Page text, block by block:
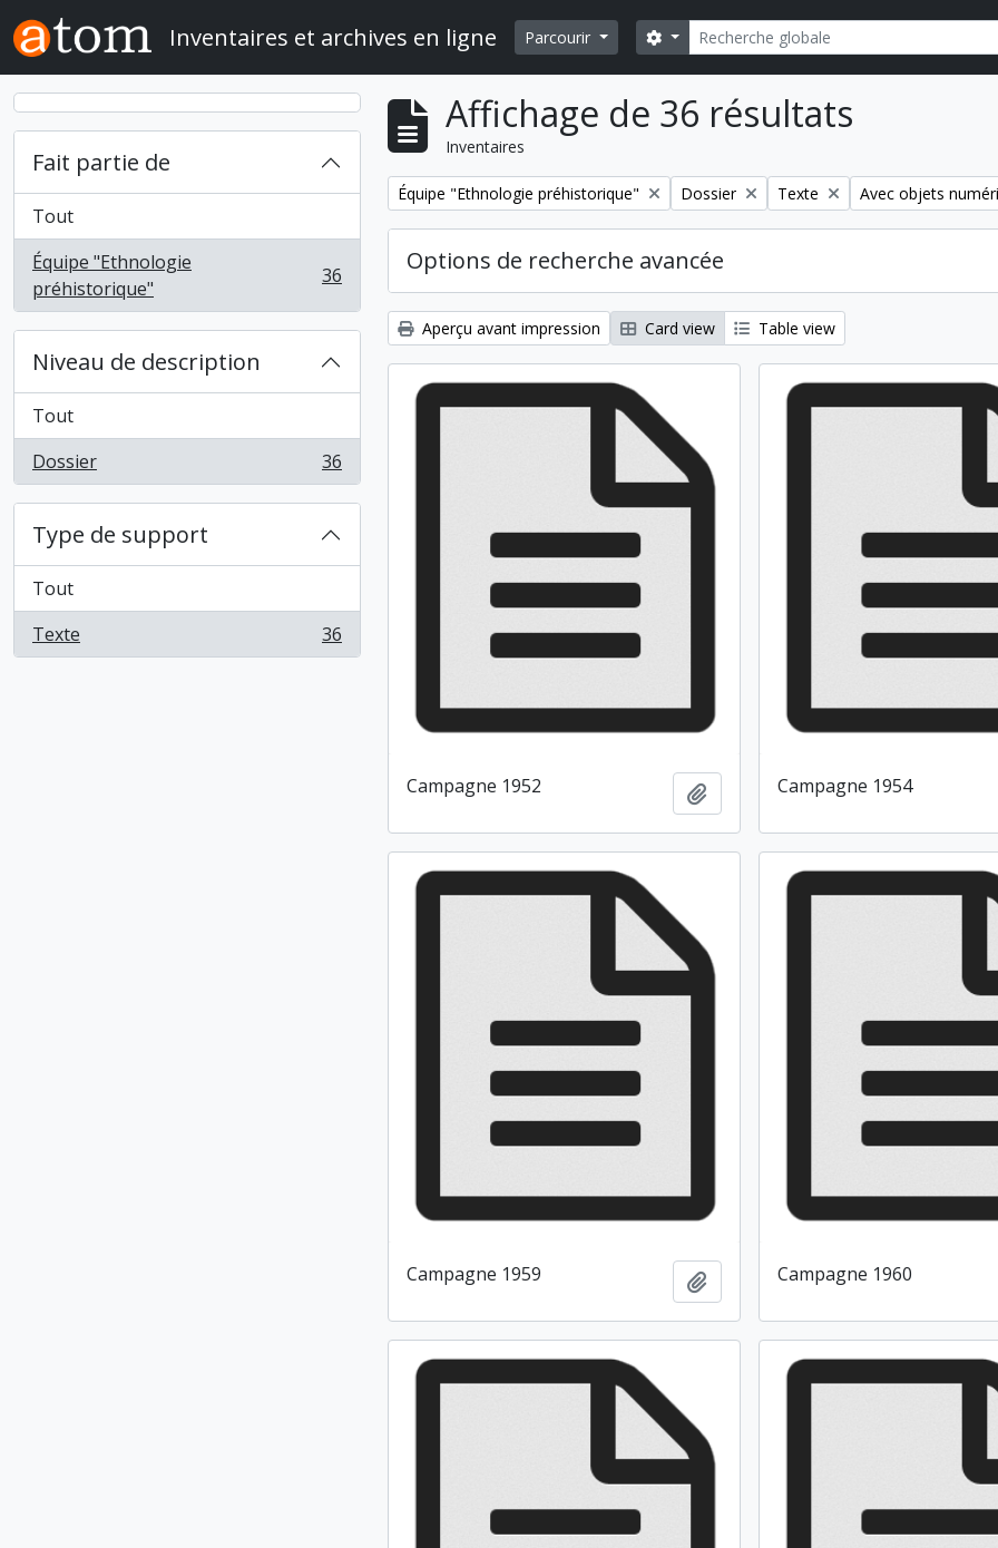
Skip to main content
Inventaires et archives en ligne Parcourir Rechercher
Search options
Fait partie de
Tout
Équipe "Ethnologie
préhistorique"
, 36 résultats 36
Niveau de description
Tout
Dossier
, 36 résultats 36
Type de support
Tout
Texte
, 36 résultats 36
Affichage de 36 résultats
Inventaires
Remove filter:
Équipe "Ethnologie préhistorique" Remove filter:
Dossier Remove filter:
Texte Remove filter:
Avec objets
Options de recherche avancée
Aperçu avant impression Card view Table view
Campagne 1952 Ajouter au presse-papier
Campagne 1954
Campagne 1959 Ajouter au presse-papier
Campagne 1960